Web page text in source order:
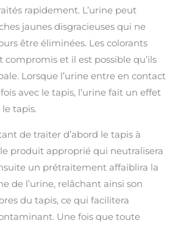
rapidement. L’urine peut
jaunes disgracieuses qui ne
être éliminées. Les colorants
et il est possible qu’ils
Lorsque l’urine entre en contact
avec le tapis, l’urine fait un effet
le tapis.
de traiter d’abord le tapis à
produit approprié qui neutralisera
un prétraitement affaiblira la
de l’urine, relâchant ainsi son
du tapis, ce qui facilitera
Une fois que toute